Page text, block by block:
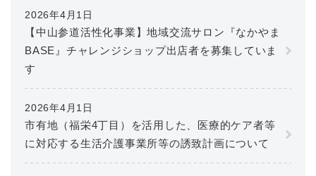
2026年4月1日
【中山参道活性化事業】地域交流サロン『なかやま
BASE』チャレンジショップ出店者を募集していま
す
2026年4月1日
市有地（福栄4丁目）を活用した、医療的ケア者等
に対応する生活介護事業所等の誘致計画について